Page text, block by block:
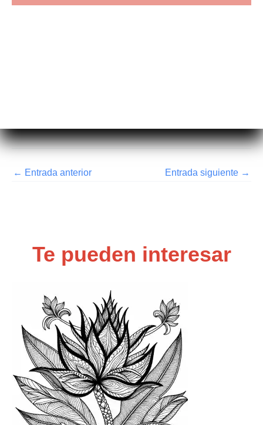
← Entrada anterior Entrada siguiente →
Te pueden interesar